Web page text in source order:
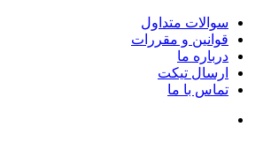
سوالات متداول
قوانین و مقررات
درباره ما
ارسال تیکت
تماس با ما